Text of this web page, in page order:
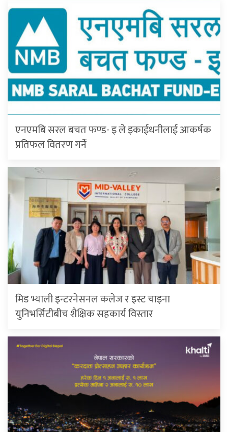
एनएमबि सरल बचत फण्ड- इ ले इकाईधनीलाई आकर्षक
प्रतिफल वितरण गर्ने
मिड भ्याली इन्टरनेसनल कलेज र इस्ट चाइना
युनिभर्सिटीबीच शैक्षिक सहकार्य विस्तार